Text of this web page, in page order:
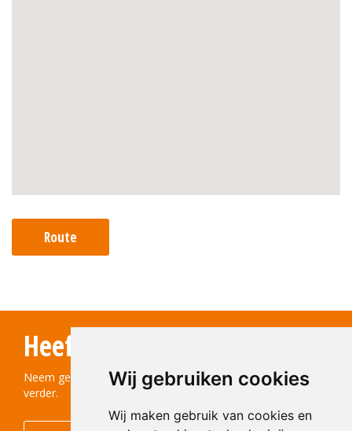
Wij gebruiken cookies
Wij maken gebruik van cookies en
Route
Heeft u vragen?
Neem gerust contact met ons op! We helpen u graag
verder.